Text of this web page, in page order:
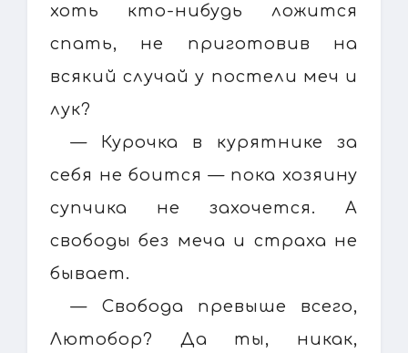
хоть кто-нибудь ложится
спать, не приготовив на
всякий случай у постели меч и
лук?
— Курочка в курятнике за
себя не боится — пока хозяину
супчика не захочется. А
свободы без меча и страха не
бывает.
— Свобода превыше всего,
Лютобор? Да ты, никак,